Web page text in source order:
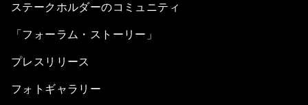
ステークホルダーのコミュニティ
「フォーラム・ストーリー」
プレスリリース
フォトギャラリー